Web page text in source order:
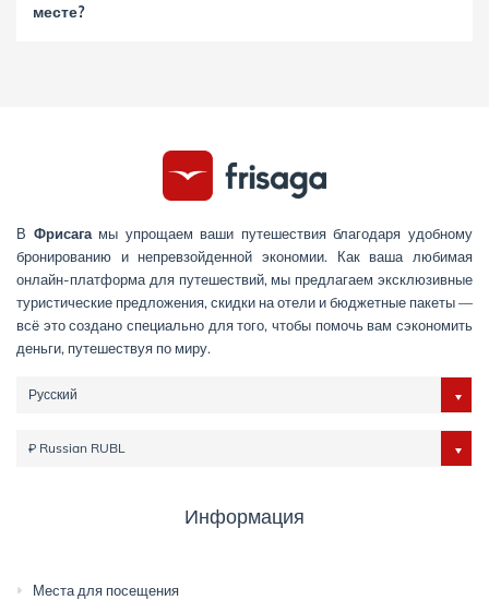
месте?
В Фрисагамы упрощаем ваши путешествия благодаря удобному
бронированию и непревзойденной экономии. Как ваша любимая
онлайн-платформа для путешествий, мы предлагаем эксклюзивные
туристические предложения, скидки на отели и бюджетные пакеты —
всё это создано специально для того, чтобы помочь вам сэкономить
деньги, путешествуя по миру.
Русский
₽ Russian RUBL
Информация
Места для посещения